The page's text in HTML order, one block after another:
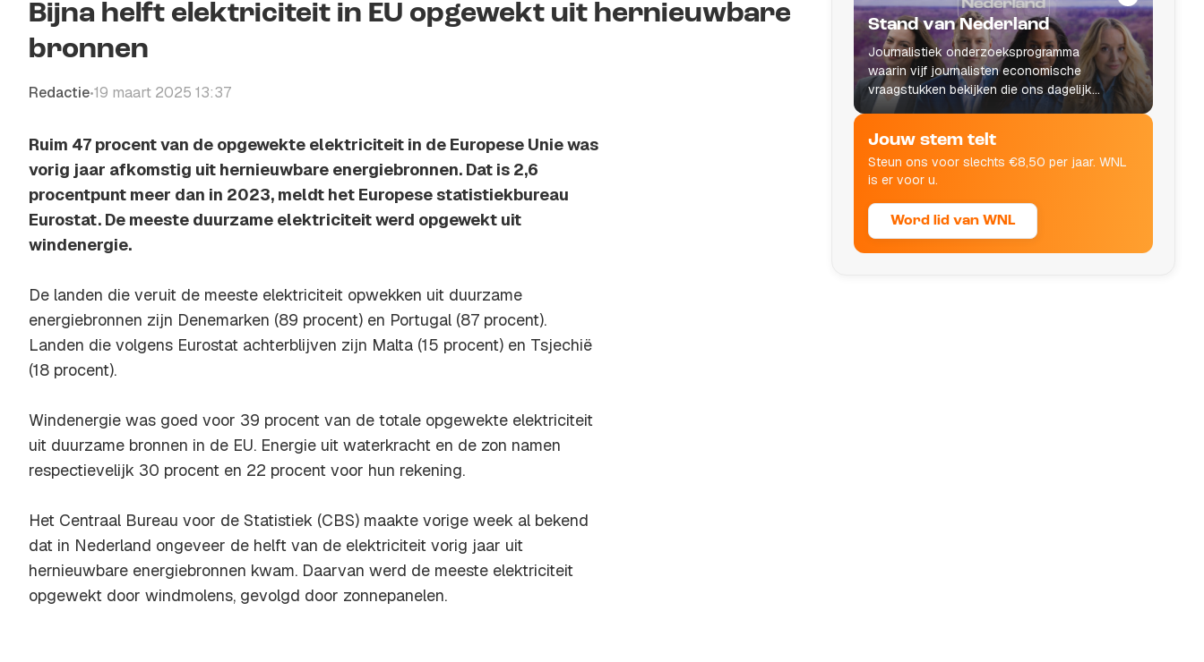
Bijna helft elektriciteit in EU opgewekt uit hernieuwbare
bronnen
Redactie•19 maart 2025 13:37
Ruim 47 procent van de opgewekte elektriciteit in de Europese Unie was
vorig jaar afkomstig uit hernieuwbare energiebronnen. Dat is 2,6
procentpunt meer dan in 2023, meldt het Europese statistiekbureau
Eurostat. De meeste duurzame elektriciteit werd opgewekt uit
windenergie.
De landen die veruit de meeste elektriciteit opwekken uit duurzame
energiebronnen zijn Denemarken (89 procent) en Portugal (87 procent).
Landen die volgens Eurostat achterblijven zijn Malta (15 procent) en Tsjechië
(18 procent).
Windenergie was goed voor 39 procent van de totale opgewekte elektriciteit
uit duurzame bronnen in de EU. Energie uit waterkracht en de zon namen
respectievelijk 30 procent en 22 procent voor hun rekening.
Het Centraal Bureau voor de Statistiek (CBS) maakte vorige week al bekend
dat in Nederland ongeveer de helft van de elektriciteit vorig jaar uit
hernieuwbare energiebronnen kwam. Daarvan werd de meeste elektriciteit
opgewekt door windmolens, gevolgd door zonnepanelen.
Stand van Nederland
Journalistiek onderzoeksprogramma
waarin vijf journalisten economische
vraagstukken bekijken die ons dagelijks
leven raken.
Jouw stem telt
Steun ons voor slechts €8,50 per jaar. WNL
is er voor u.
Word lid van WNL